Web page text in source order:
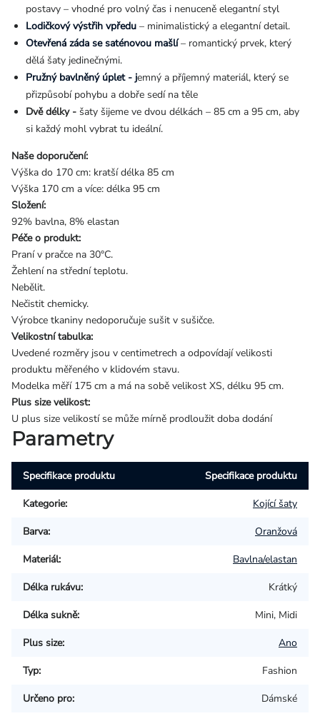
postavy – vhodné pro volný čas i nenuceně elegantní styl
Lodičkový výstřih vpředu – minimalistický a elegantní detail.
Otevřená záda se saténovou mašlí– romantický prvek, který
dělá šaty jedinečnými.
Pružný bavlněný úplet - jemný a příjemný materiál, který se
přizpůsobí pohybu a dobře sedí na těle
Dvě délky - šaty šijeme ve dvou délkách – 85 cm a 95 cm, aby
si každý mohl vybrat tu ideální.
Naše doporučení:
Výška do 170 cm: kratší délka 85 cm
Výška 170 cm a více: délka 95 cm
Složení:
92% bavlna, 8% elastan
Péče o produkt:
Praní v pračce na 30°C.
Žehlení na střední teplotu.
Nebělit.
Nečistit chemicky.
Výrobce tkaniny nedoporučuje sušit v sušičce.
Velikostní tabulka:
Uvedené rozměry jsou v centimetrech a odpovídají velikosti
produktu měřeného v klidovém stavu.
Modelka měří 175 cm a má na sobě velikost XS, délku 95 cm.
Plus size velikost:
U plus size velikostí se může mírně prodloužit doba dodání
Parametry
Specifikace produktu Specifikace produktu
Kategorie: Kojící šaty
Barva: Oranžová
Materiál: Bavlna/elastan
Délka rukávu: Krátký
Délka sukně: Mini, Midi
Plus size: Ano
Typ: Fashion
Určeno pro: Dámské